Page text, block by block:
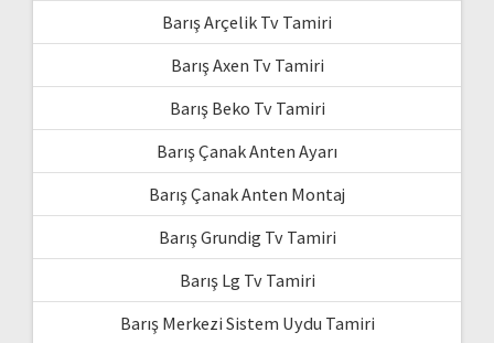
Barış Arçelik Tv Tamiri
Barış Axen Tv Tamiri
Barış Beko Tv Tamiri
Barış Çanak Anten Ayarı
Barış Çanak Anten Montaj
Barış Grundig Tv Tamiri
Barış Lg Tv Tamiri
Barış Merkezi Sistem Uydu Tamiri